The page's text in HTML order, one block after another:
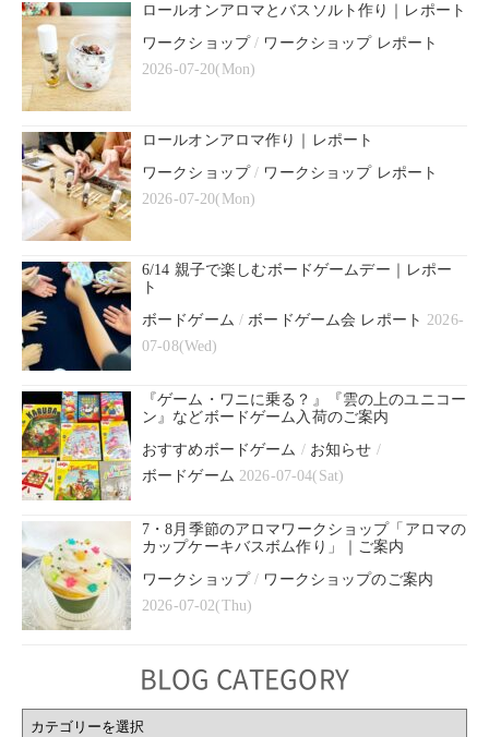
ロールオンアロマとバスソルト作り｜レポート
ワークショップ/ ワークショップ レポート
2026-07-20(Mon)
ロールオンアロマ作り｜レポート
ワークショップ/ ワークショップ レポート
2026-07-20(Mon)
6/14 親子で楽しむボードゲームデー｜レポー
ト
ボードゲーム /ボードゲーム会 レポート 2026-
07-08(Wed)
『ゲーム・ワニに乗る？』『雲の上のユニコー
ン』などボードゲーム入荷のご案内
おすすめボードゲーム / お知らせ /
ボードゲーム 2026-07-04(Sat)
7・8月季節のアロマワークショップ「アロマの
カップケーキバスボム作り」｜ご案内
ワークショップ/ ワークショップのご案内
2026-07-02(Thu)
BLOG CATEGORY
BLOG